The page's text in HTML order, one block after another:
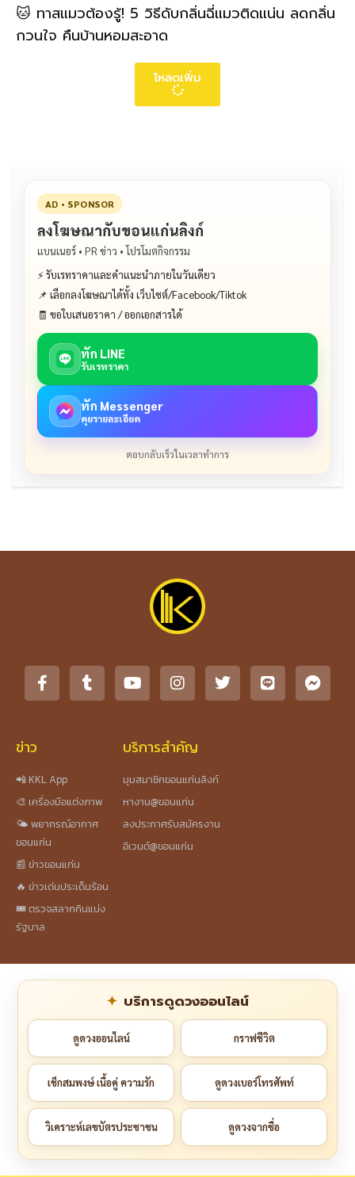
🐱 ทาสแมวต้องรู้! 5 วิธีดับกลิ่นฉี่แมวติดแน่น ลดกลิ่น
กวนใจ คืนบ้านหอมสะอาด
โหลดเพิ่ม
AD • SPONSOR
ลงโฆษณากับขอนแก่นลิงก์
แบนเนอร์ • PR ข่าว • โปรโมตกิจกรรม
⚡ รับเรทราคาและคำแนะนำภายในวันเดียว
📌 เลือกลงโฆษณาได้ทั้ง เว็บไซต์/Facebook/Tiktok
🧾 ขอใบเสนอราคา / ออกเอกสารได้
ทัก LINE
รับเรทราคา
ทัก Messenger
คุยรายละเอียด
ตอบกลับเร็วในเวลาทำการ
ข่าว
📲 KKL App
🎨 เครื่องมือแต่งภาพ
🌤️ พยากรณ์อากาศ
ขอนแก่น
📰 ข่าวขอนแก่น
🔥 ข่าวเด่นประเด็นร้อน
🎟️ ตรวจสลากกินแบ่ง
รัฐบาล
บริการสำคัญ
มุมสมาชิกขอนแก่นลิงก์
หางาน@ขอนแก่น
ลงประกาศรับสมัครงาน
อีเวนต์@ขอนแก่น
บริการดูดวงออนไลน์
ดูดวงออนไลน์ กราฟชีวิต
เช็กสมพงษ์ เนื้อคู่ ความรัก ดูดวงเบอร์โทรศัพท์
วิเคราะห์เลขบัตรประชาชน ดูดวงจากชื่อ